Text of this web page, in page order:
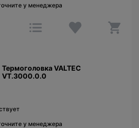
у менеджера
Термоголовка VALTEC
VT.3000.0.0
у менеджера